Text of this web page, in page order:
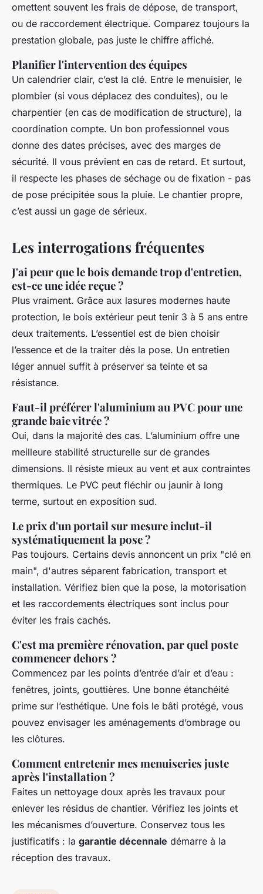
omettent souvent les frais de dépose, de transport,
ou de raccordement électrique. Comparez toujours la
prestation globale, pas juste le chiffre affiché.
Planifier l'intervention des équipes
Un calendrier clair, c’est la clé. Entre le menuisier, le
plombier (si vous déplacez des conduites), ou le
charpentier (en cas de modification de structure), la
coordination compte. Un bon professionnel vous
donne des dates précises, avec des marges de
sécurité. Il vous prévient en cas de retard. Et surtout,
il respecte les phases de séchage ou de fixation - pas
de pose précipitée sous la pluie. Le chantier propre,
c’est aussi un gage de sérieux.
Les interrogations fréquentes
J'ai peur que le bois demande trop d'entretien,
est-ce une idée reçue ?
Plus vraiment. Grâce aux lasures modernes haute
protection, le bois extérieur peut tenir 3 à 5 ans entre
deux traitements. L’essentiel est de bien choisir
l’essence et de la traiter dès la pose. Un entretien
léger annuel suffit à préserver sa teinte et sa
résistance.
Faut-il préférer l'aluminium au PVC pour une
grande baie vitrée ?
Oui, dans la majorité des cas. L’aluminium offre une
meilleure stabilité structurelle sur de grandes
dimensions. Il résiste mieux au vent et aux contraintes
thermiques. Le PVC peut fléchir ou jaunir à long
terme, surtout en exposition sud.
Le prix d'un portail sur mesure inclut-il
systématiquement la pose ?
Pas toujours. Certains devis annoncent un prix "clé en
main", d'autres séparent fabrication, transport et
installation. Vérifiez bien que la pose, la motorisation
et les raccordements électriques sont inclus pour
éviter les frais cachés.
C'est ma première rénovation, par quel poste
commencer dehors ?
Commencez par les points d’entrée d’air et d’eau :
fenêtres, joints, gouttières. Une bonne étanchéité
prime sur l’esthétique. Une fois le bâti protégé, vous
pouvez envisager les aménagements d’ombrage ou
les clôtures.
Comment entretenir mes menuiseries juste
après l'installation ?
Faites un nettoyage doux après les travaux pour
enlever les résidus de chantier. Vérifiez les joints et
les mécanismes d’ouverture. Conservez tous les
justificatifs : la garantie décennale démarre à la
réception des travaux.